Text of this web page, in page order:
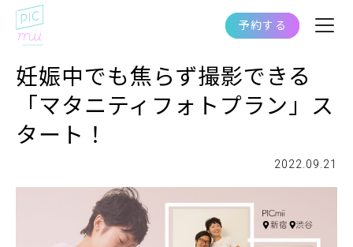
予約する
妊娠中でも焦らず撮影できる
「マタニティフォトプラン」ス
タート！
2022.09.21